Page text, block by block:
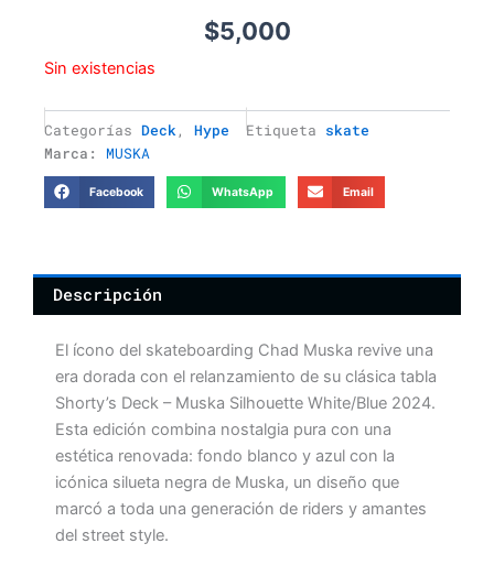
$5,000
Sin existencias
Categorías Deck , Hype Etiqueta skate
Marca: MUSKA
Facebook WhatsApp Email
Descripción
El ícono del skateboarding Chad Muska revive una
era dorada con el relanzamiento de su clásica tabla
Shorty’s Deck – Muska Silhouette White/Blue 2024.
Esta edición combina nostalgia pura con una
estética renovada: fondo blanco y azul con la
icónica silueta negra de Muska, un diseño que
marcó a toda una generación de riders y amantes
del street style.